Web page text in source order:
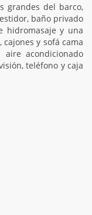
grandes del barco,
baño privado
hidromasaje y una
y sofá cama
acondicionado
teléfono y caja